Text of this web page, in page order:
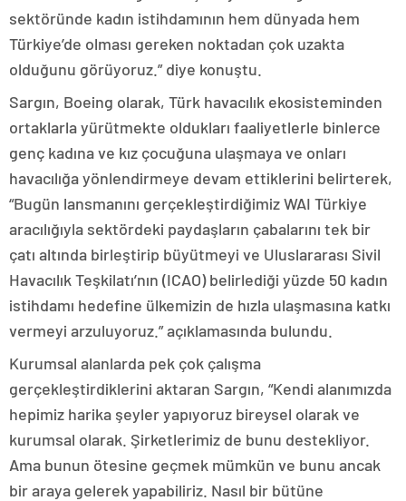
sektöründe kadın istihdamının hem dünyada hem
Türkiye’de olması gereken noktadan çok uzakta
olduğunu görüyoruz.” diye konuştu.
Sargın, Boeing olarak, Türk havacılık ekosisteminden
ortaklarla yürütmekte oldukları faaliyetlerle binlerce
genç kadına ve kız çocuğuna ulaşmaya ve onları
havacılığa yönlendirmeye devam ettiklerini belirterek,
“Bugün lansmanını gerçekleştirdiğimiz WAI Türkiye
aracılığıyla sektördeki paydaşların çabalarını tek bir
çatı altında birleştirip büyütmeyi ve Uluslararası Sivil
Havacılık Teşkilatı’nın (ICAO) belirlediği yüzde 50 kadın
istihdamı hedefine ülkemizin de hızla ulaşmasına katkı
vermeyi arzuluyoruz.” açıklamasında bulundu.
Kurumsal alanlarda pek çok çalışma
gerçekleştirdiklerini aktaran Sargın, “Kendi alanımızda
hepimiz harika şeyler yapıyoruz bireysel olarak ve
kurumsal olarak. Şirketlerimiz de bunu destekliyor.
Ama bunun ötesine geçmek mümkün ve bunu ancak
bir araya gelerek yapabiliriz. Nasıl bir bütüne